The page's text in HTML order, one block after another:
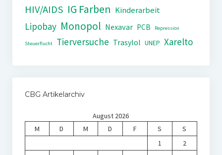
HIV/AIDS IG Farben Kinderarbeit
Lipobay Monopol Nexavar PCB Repression
Steuerflucht Tierversuche Trasylol UNEP Xarelto
CBG Artikelarchiv
August 2026
M
D M D F S
S
1
2